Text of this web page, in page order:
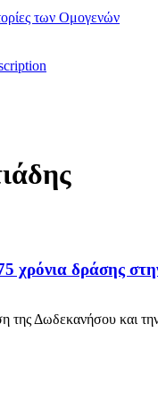
των Ομογενών
χρόνια δράσης
Δωδεκανήσου και